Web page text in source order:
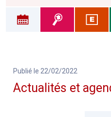
Publié le 22/02/2022
Actualités et